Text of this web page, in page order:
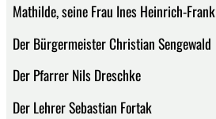
Mathilde, seine Frau Ines Heinrich-Frank
Der Bürgermeister Christian Sengewald
Der Pfarrer Nils Dreschke
Der Lehrer Sebastian Fortak